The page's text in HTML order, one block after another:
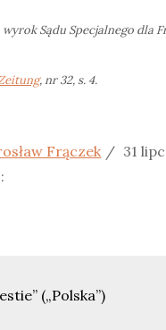
wyrok Sądu Specjalnego dla
, nr 32, s. 4.
Frączek 31
(„Polska”)